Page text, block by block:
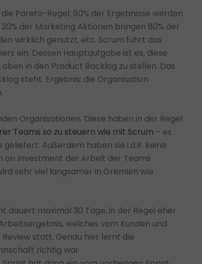
Pareto-Regel: 80% der Ergebnisse werden
der Marketing Aktionen bringen 80% der
wirklich genutzt, etc. Scrum führt das
ein. Dessen Hauptaufgabe ist es, diese
in den Product Backlog zu stellen. Das
steht. Ergebnis: die Organisation
Organisationen. Diese haben in der Regel
Teams so zu steuern wie mit Scrum – es
Außerdem haben sie i.d.R. keine
on Investment der Arbeit der Teams
sehr viel langsamer in Gremien wie
dauert maximal 30 Tage, in der Regel eher
welches vom Kunden und
statt. Genau hier lernt die
richtig war